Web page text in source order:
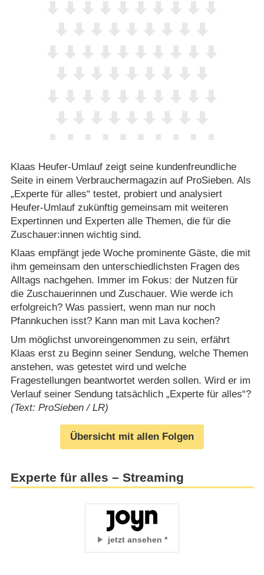
Klaas Heufer-Umlauf zeigt seine kundenfreundliche
Seite in einem Verbrauchermagazin auf ProSieben. Als
„Experte für alles“ testet, probiert und analysiert
Heufer-Umlauf zukünftig gemeinsam mit weiteren
Expertinnen und Experten alle Themen, die für die
Zuschauer:innen wichtig sind.
Klaas empfängt jede Woche prominente Gäste, die mit
ihm gemeinsam den unterschiedlichsten Fragen des
Alltags nachgehen. Immer im Fokus: der Nutzen für
die Zuschauerinnen und Zuschauer. Wie werde ich
erfolgreich? Was passiert, wenn man nur noch
Pfannkuchen isst? Kann man mit Lava kochen?
Um möglichst unvoreingenommen zu sein, erfährt
Klaas erst zu Beginn seiner Sendung, welche Themen
anstehen, was getestet wird und welche
Fragestellungen beantwortet werden sollen. Wird er im
Verlauf seiner Sendung tatsächlich „Experte für alles“?
(Text: ProSieben / LR)
Übersicht mit allen Folgen
Experte für alles – Streaming
jetzt ansehen